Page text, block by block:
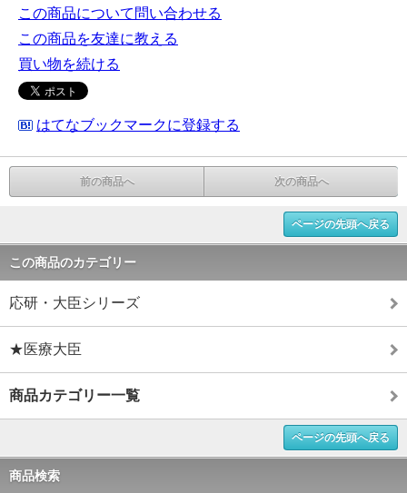
この商品について問い合わせる
この商品を友達に教える
買い物を続ける
はてなブックマークに登録する
前の商品へ 次の商品へ
ページの先頭へ戻る
この商品のカテゴリー
応研・大臣シリーズ
★医療大臣
商品カテゴリー一覧
ページの先頭へ戻る
商品検索